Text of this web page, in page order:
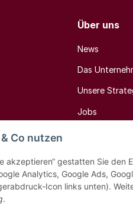
Co nutzen
akzeptieren“ gestatten Sie den
Analytics, Google Ads,
Icon links unten).
.
Über uns
News
Das
Unsere
Jobs